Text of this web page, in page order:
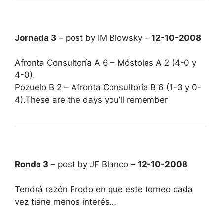
Jornada 3 – post by IM Blowsky – 12-10-2008
Afronta Consultoría A 6 – Móstoles A 2 (4-0 y
4-0).
Pozuelo B 2 – Afronta Consultoría B 6 (1-3 y 0-
4).These are the days you’ll remember
Ronda 3 – post by JF Blanco – 12-10-2008
Tendrá razón Frodo en que este torneo cada
vez tiene menos interés…